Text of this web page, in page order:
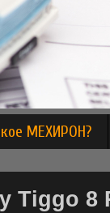
МЕХИРОН?
Tiggo 8